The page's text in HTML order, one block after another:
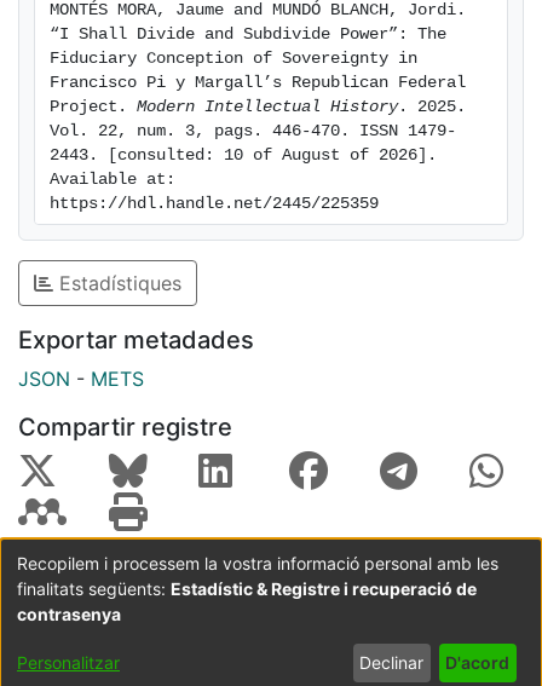
MONTÉS MORA, Jaume and MUNDÓ BLANCH, Jordi.
“I Shall Divide and Subdivide Power”: The
Fiduciary Conception of Sovereignty in
Francisco Pi y Margall’s Republican Federal
Project. Modern Intellectual History. 2025.
Vol. 22, num. 3, pags. 446-470. ISSN 1479-
2443. [consulted: 10 of August of 2026].
Available at:
https://hdl.handle.net/2445/225359
Estadístiques
Exportar metadades
JSON - METS
Compartir registre
Coordinació:CRAI UB Avís legal
Metadades
subjectes a:
Configuració
de cookies
privadesa
Recopilem i processem la vostra informació personal amb les
finalitats següents: Estadístic & Registre i recuperació de
contrasenya
Personalitzar Declinar D'acord